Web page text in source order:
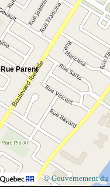
Rue Parent
© Gouvernement du